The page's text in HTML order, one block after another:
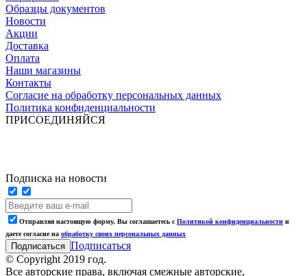
Образцы документов
Новости
Акции
Доставка
Оплата
Наши магазины
Контакты
Согласие на обработку персональных данных
Политика конфиденциальности
ПРИСОЕДИНЯЙСЯ
Подписка на новости
Отправляя настоящую форму, Вы соглашаетесь с Политикой конфиденциальности и
даете согласие на обработку своих персональных данных
Подписаться
© Copyright 2019 год.
Все авторские права, включая смежные авторские,